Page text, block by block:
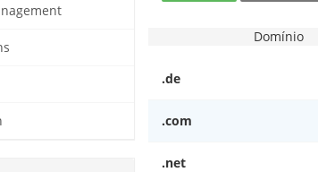
Domínio
.de
.com
.net